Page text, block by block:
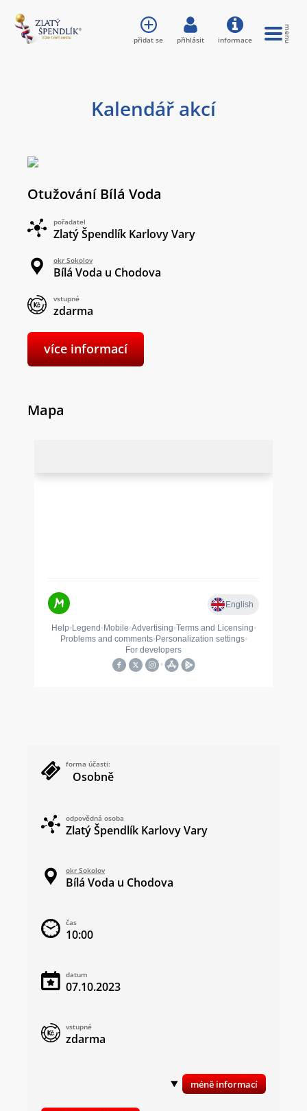
Kalendář akcí
Otužování Bílá Voda
pořadatel
Zlatý Špendlík Karlovy Vary
okr Sokolov
Bílá Voda u Chodova
vstupné
zdarma
více informací
Mapa
forma účasti:
Osobně
odpovědná osoba
Zlatý Špendlík Karlovy Vary
okr Sokolov
Bílá Voda u Chodova
čas
10:00
datum
07.10.2023
vstupné
zdarma
přidat se přihlásit informace